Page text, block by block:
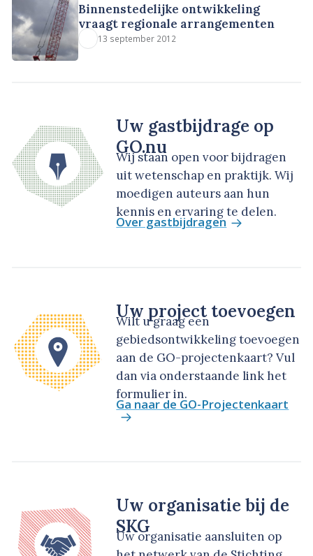
Binnenstedelijke ontwikkeling
vraagt regionale arrangementen
13 september 2012
Uw gastbijdrage op
GO.nu
Wij staan open voor bijdragen
uit wetenschap en praktijk. Wij
moedigen auteurs aan hun
kennis en ervaring te delen.
Over gastbijdragen
Uw project toevoegen
Wilt u graag een
gebiedsontwikkeling toevoegen
aan de GO-projectenkaart? Vul
dan via onderstaande link het
formulier in.
Ga naar de GO-Projectenkaart
Uw organisatie bij de
SKG
Uw organisatie aansluiten op